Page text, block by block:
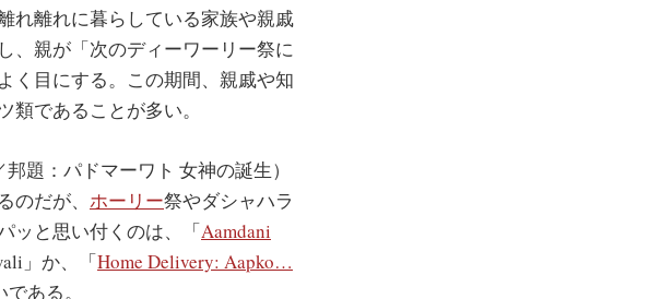
れ離れに暮らしている家族や親戚
、親が「次のディーワーリー祭に
く目にする。この期間、親戚や知
であることが多い。
邦題：パドマーワト 女神の誕生）
だが、 ホーリー祭やダシャハラ
ッと思い付くのは、「Aamdani
」か、「Home Delivery: Aapko…
ある。